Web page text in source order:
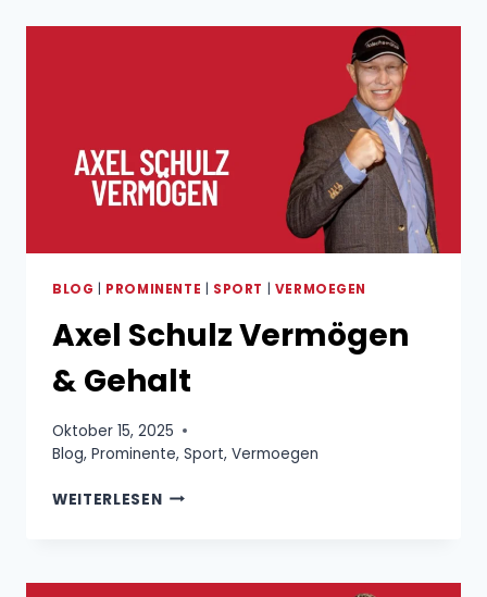
BLOG PROMINENTE SPORT VERMOEGEN
Axel Schulz Vermögen
& Gehalt
Oktober 15, 2025
Blog, Prominente, Sport, Vermoegen
WEITERLESENAXEL
GEHALT